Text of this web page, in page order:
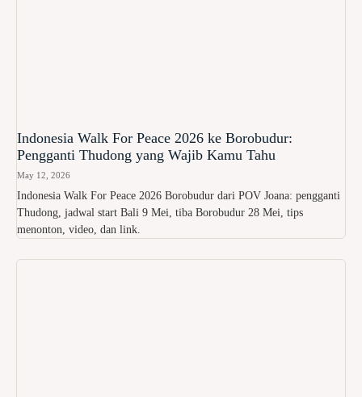
Indonesia Walk For Peace 2026 ke Borobudur:
Pengganti Thudong yang Wajib Kamu Tahu
May 12, 2026
Indonesia Walk For Peace 2026 Borobudur dari POV Joana: pengganti
Thudong, jadwal start Bali 9 Mei, tiba Borobudur 28 Mei, tips
menonton, video, dan link.